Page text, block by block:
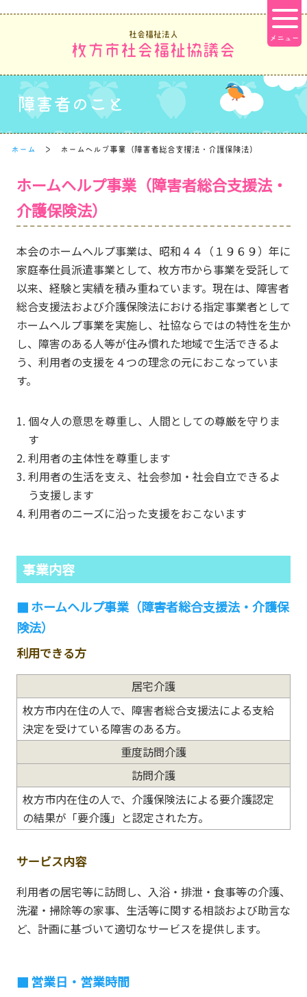
社会福祉法人
枚方市社会福祉協議会
障害者のこと
ホーム ホームヘルプ事業（障害者総合支援法・介護保険法）
ホームヘルプ事業（障害者総合支援法・
介護保険法）
本会のホームヘルプ事業は、昭和４４（１９６９）年に
家庭奉仕員派遣事業として、枚方市から事業を受託して
以来、経験と実績を積み重ねています。現在は、障害者
総合支援法および介護保険法における指定事業者として
ホームヘルプ事業を実施し、社協ならではの特性を生か
し、障害のある人等が住み慣れた地域で生活できるよ
う、利用者の支援を４つの理念の元におこなっていま
す。
個々人の意思を尊重し、人間としての尊厳を守りま
す
利用者の主体性を尊重します
利用者の生活を支え、社会参加・社会自立できるよ
う支援します
利用者のニーズに沿った支援をおこないます
事業内容
ホームヘルプ事業（障害者総合支援法・介護保
険法）
利用できる方
居宅介護
枚方市内在住の人で、障害者総合支援法による支給
決定を受けている障害のある方。
重度訪問介護
訪問介護
枚方市内在住の人で、介護保険法による要介護認定
の結果が「要介護」と認定された方。
サービス内容
利用者の居宅等に訪問し、入浴・排泄・食事等の介護、
洗濯・掃除等の家事、生活等に関する相談および助言な
ど、計画に基づいて適切なサービスを提供します。
営業日・営業時間